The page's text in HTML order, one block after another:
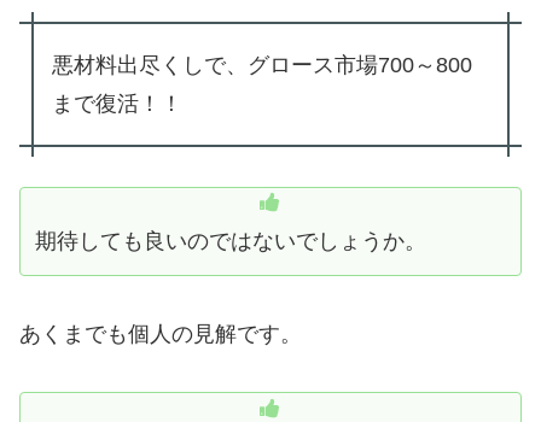
悪材料出尽くしで、グロース市場700～800
まで復活！！
期待しても良いのではないでしょうか。
あくまでも個人の見解です。